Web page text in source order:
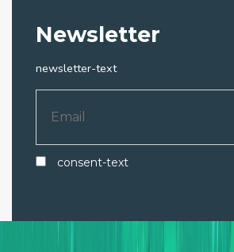
Newsletter
newsletter-text
consent-text